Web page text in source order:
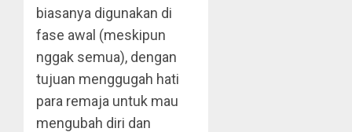
biasanya digunakan di
fase awal (meskipun
nggak semua), dengan
tujuan menggugah hati
para remaja untuk mau
mengubah diri dan